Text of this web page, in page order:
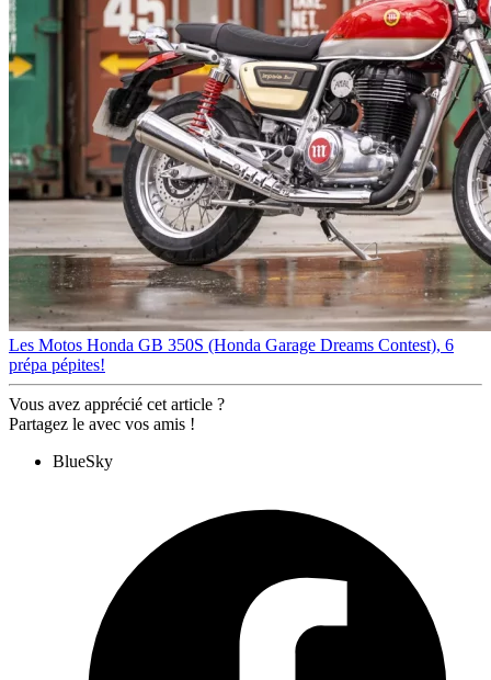
Les Motos Honda GB 350S (Honda Garage Dreams Contest), 6
prépa pépites!
Vous avez apprécié cet article ?
Partagez le avec vos amis !
BlueSky